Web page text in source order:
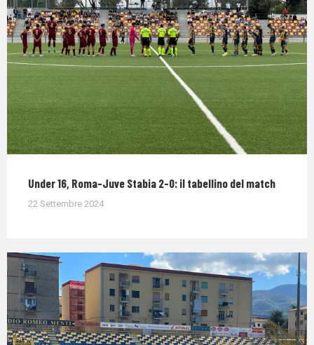
Under 16, Roma-Juve Stabia 2-0: il tabellino del match
22 Settembre 2024